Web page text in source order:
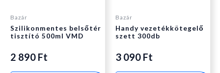
Bazár
Szilikonmentes belsőtér
tisztító 500ml VMD
2 890 Ft
Bazár
Handy vezetékkötegelő
szett 300db
3 090 Ft